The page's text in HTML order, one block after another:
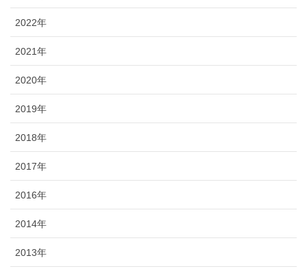
2022年
2021年
2020年
2019年
2018年
2017年
2016年
2014年
2013年